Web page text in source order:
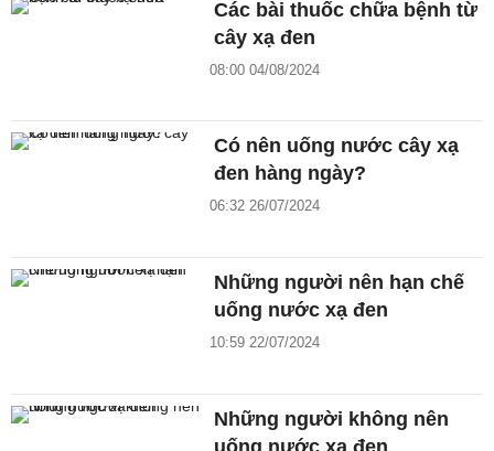
Các bài thuốc chữa bệnh từ
cây xạ đen
08:00 04/08/2024
Có nên uống nước cây xạ
đen hàng ngày?
06:32 26/07/2024
Những người nên hạn chế
uống nước xạ đen
10:59 22/07/2024
Những người không nên
uống nước xạ đen